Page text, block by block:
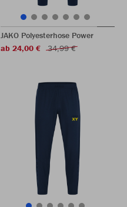
JAKO Polyesterhose Power
ab 24,00 €
34,99 €